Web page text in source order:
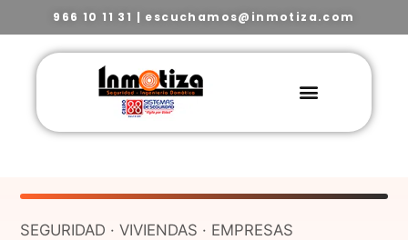
966 10 11 31 | escuchamos@inmotiza.com
SEGURIDAD · VIVIENDAS · EMPRESAS